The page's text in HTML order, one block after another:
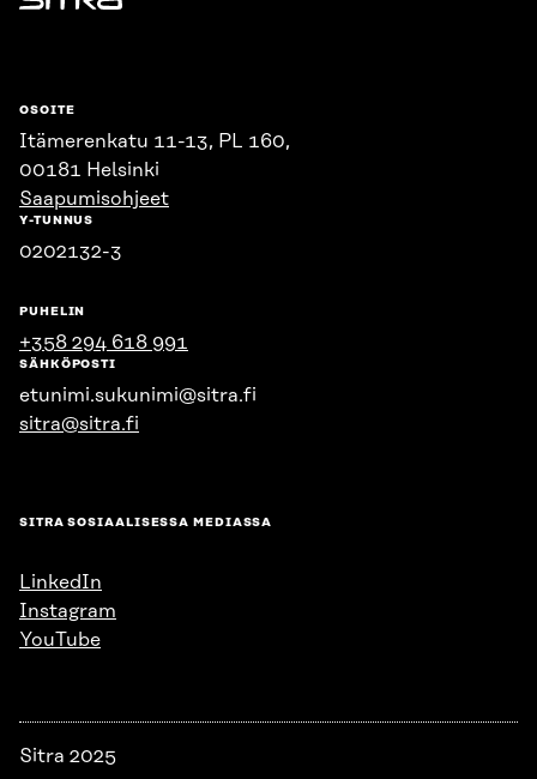
Sitra
OSOITE
Itämerenkatu 11-13, PL 160,
00181 Helsinki
Saapumisohjeet
Y-TUNNUS
0202132-3
PUHELIN
+358 294 618 991
SÄHKÖPOSTI
etunimi.sukunimi@sitra.fi
sitra@sitra.fi
SITRA SOSIAALISESSA MEDIASSA
LinkedIn
Instagram
YouTube
Sitra 2025